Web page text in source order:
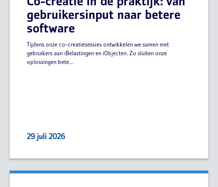
Co-creatie in de praktijk: van
gebruikersinput naar betere
software
Tijdens onze co-creatiesessies ontwikkelen we samen met
gebruikers aan iBelastingen en iObjecten. Zo sluiten onze
oplossingen bete...
29 juli 2026